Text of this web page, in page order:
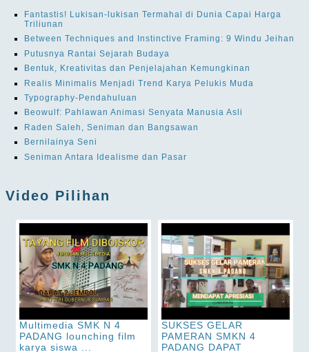
Fantastis! Lukisan-lukisan Termahal di Dunia Capai Harga
Triliunan
Between Techniques and Instinctive Framing: 9 Windu Jeihan
Putusnya Rantai Sejarah Budaya
Bentuk, Kreativitas dan Penjelajahan Kemungkinan
Realis Minimalis Menjadi Trend Karya Pelukis Muda
Typography-Pendahuluan
Beowulf: Pahlawan Animasi Senyata Manusia Asli
Raden Saleh, Seniman dan Bangsawan
Bernilainya Seni
Seniman Antara Idealisme dan Pasar
Video Pilihan
Multimedia SMK N 4
PADANG lounching film
karya siswa ...
SUKSES GELAR
PAMERAN SMKN 4
PADANG DAPAT